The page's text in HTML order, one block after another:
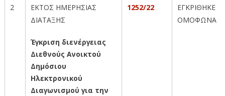
2
ΕΚΤΟΣ ΗΜΕΡΗΣΙΑΣ
ΔΙΑΤΑΞΗΣ
Έγκριση διενέργειας
Διεθνούς Ανοικτού
Δημόσιου
Ηλεκτρονικού
Διαγωνισμού για την
1252/22
ΕΓΚΡΙΘΗΚΕ
ΟΜΟΦΩΝΑ